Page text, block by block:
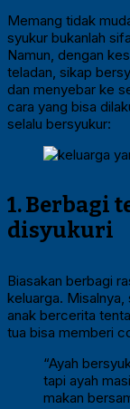
Memang tidak
syukur bukanlah
Namun, dengan
teladan, sikap
dan menyebar ke
cara yang bisa
selalu bersyukur:
1. Berbagi
disyukuri
Biasakan berbagi
keluarga. Misalnya,
anak bercerita
tua bisa memberi
“Ayah
tapi ayah
makan